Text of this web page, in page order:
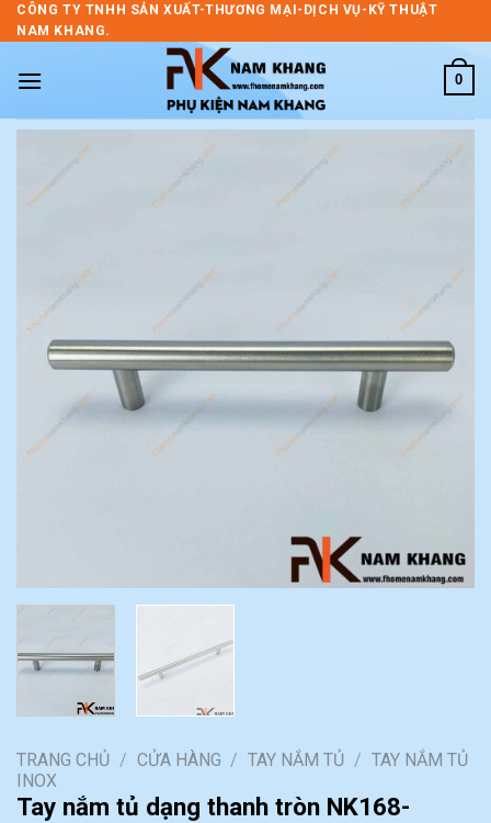
Skip
to
CÔNG TY TNHH SẢN XUẤT-THƯƠNG MẠI-DỊCH VỤ-KỸ THUẬT
NAM KHANG.
0
TRANG CHỦ / CỬA HÀNG / TAY NẮM TỦ / TAY NẮM TỦ
INOX
Tay nắm tủ dạng thanh tròn NK168-